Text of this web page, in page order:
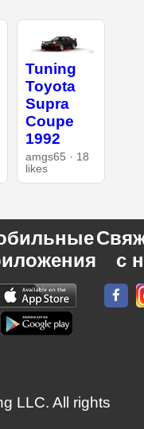
Tuning
Toyota
Supra
Coupe
1992
amgs65 · 18
likes
с
LLC. All rights